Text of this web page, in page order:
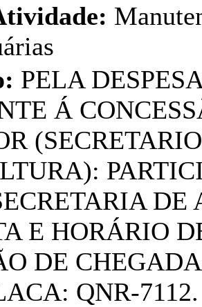
PELA
Á
E HORÁRIO
DE
QNR-7112.